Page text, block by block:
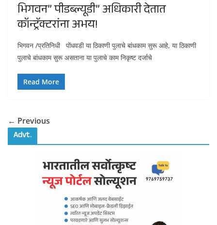
भिगवन” पीडब्ल्यूडी” अधिकारी देतात
कॉन्ट्रॅक्टरांना अभय!
भिगवन /प्रतिनिधी पोंधवडी या ठिकाणी पुलाचे बांधकाम सुरू आहे, या ठिकाणी
पुलाचे बांधकाम सुरू असताना या पुलाचे काम निकृष्ट दर्जाचे
Read More
← Previous
Advt.